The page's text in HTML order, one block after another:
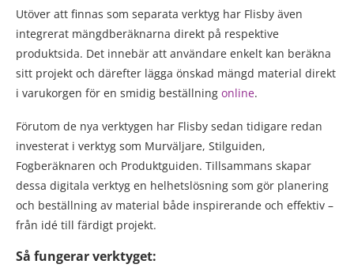
Utöver att finnas som separata verktyg har Flisby även
integrerat mängdberäknarna direkt på respektive
produktsida. Det innebär att användare enkelt kan beräkna
sitt projekt och därefter lägga önskad mängd material direkt
i varukorgen för en smidig beställning online.
Förutom de nya verktygen har Flisby sedan tidigare redan
investerat i verktyg som Murväljare, Stilguiden,
Fogberäknaren och Produktguiden. Tillsammans skapar
dessa digitala verktyg en helhetslösning som gör planering
och beställning av material både inspirerande och effektiv –
från idé till färdigt projekt.
Så fungerar verktyget: